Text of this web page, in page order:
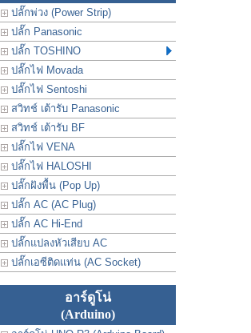
ปลั๊กพ่วง (Power Strip)
ปลั๊ก Panasonic
ปลั๊ก TOSHINO
ปลั๊กไฟ Movada
ปลั๊กไฟ Sentoshi
สวิทช์ เต้ารับ Panasonic
สวิทช์ เต้ารับ BF
ปลั๊กไฟ VENA
ปลั๊กไฟ HALOSHI
ปลั๊กฝังพื้น (Pop Up)
ปลั๊ก AC (AC Plug)
ปลั๊ก AC Hi-End
ปลั๊กแปลงหัวเสียบ AC
ปลั๊กเอซีติดแท่น (AC Socket)
อาร์ดูโน่
(Arduino)